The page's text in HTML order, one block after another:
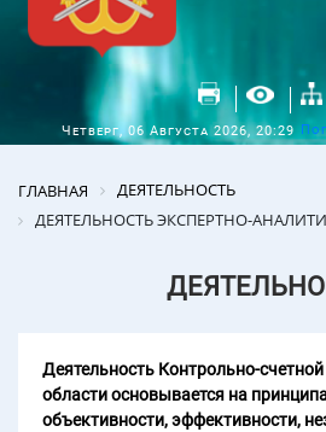
Четверг, 06 Августа 2026, 20:29
ГЛАВНАЯ
ДЕЯТЕЛЬНОСТЬ
ДЕЯТЕЛЬНОСТЬ ЭКСПЕРТНО-
Деятельность Контрольно-
области основывается на
объективности, эффективности,